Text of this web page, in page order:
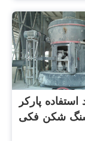
استفاده پارکر